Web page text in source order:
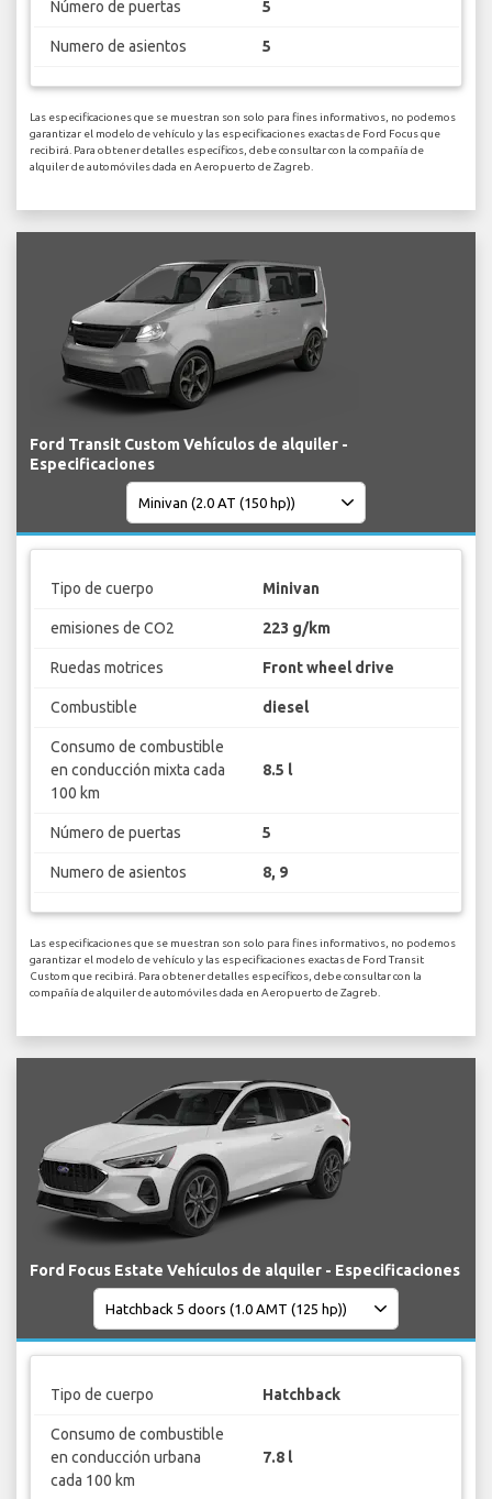
Número de puertas 5
Numero de asientos 5
Las especificaciones que se muestran son solo para fines informativos, no podemos
garantizar el modelo de vehículo y las especificaciones exactas de Ford Focus que
recibirá. Para obtener detalles específicos, debe consultar con la compañía de
alquiler de automóviles dada en Aeropuerto de Zagreb.
Ford Transit Custom Vehículos de alquiler -
Especificaciones
Tipo de cuerpo Minivan
emisiones de CO2 223 g/km
Ruedas motrices Front wheel drive
Combustible diesel
Consumo de combustible
en conducción mixta cada
100 km
8.5 l
Número de puertas 5
Numero de asientos 8, 9
Las especificaciones que se muestran son solo para fines informativos, no podemos
garantizar el modelo de vehículo y las especificaciones exactas de Ford Transit
Custom que recibirá. Para obtener detalles específicos, debe consultar con la
compañía de alquiler de automóviles dada en Aeropuerto de Zagreb.
Ford Focus Estate Vehículos de alquiler - Especificaciones
Tipo de cuerpo Hatchback
Consumo de combustible
en conducción urbana
cada 100 km
7.8 l